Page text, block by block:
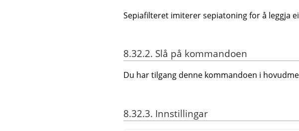
Sepiafilteret imiterer sepiatoning for å leggja
8.32.2. Slå på kommandoen
Du har tilgang denne kommandoen i
8.32.3. Innstillingar